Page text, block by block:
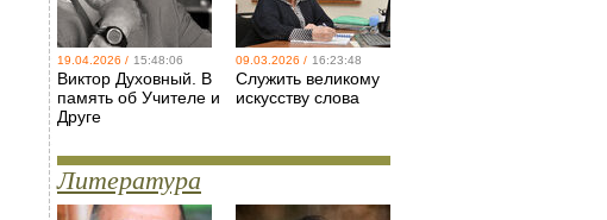
19.04.2026 / 15:48:06
Виктор Духовный. В
память об Учителе и
Друге
09.03.2026 / 16:23:48
Служить великому
искусству слова
Литература